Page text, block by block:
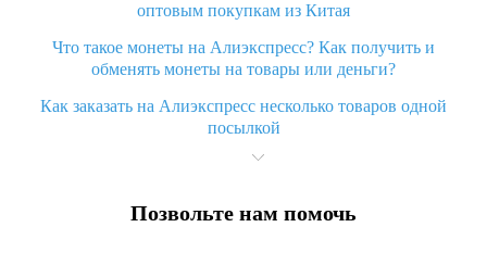
оптовым покупкам из Китая
Что такое монеты на Алиэкспресс? Как получить и
обменять монеты на товары или деньги?
Как заказать на Алиэкспресс несколько товаров одной
посылкой
Что значит статус «Заказ закрыт» на Алиэкспресс и что
Что делать, если Алиэкспресс просит ввести паспортные
Позвольте нам помочь